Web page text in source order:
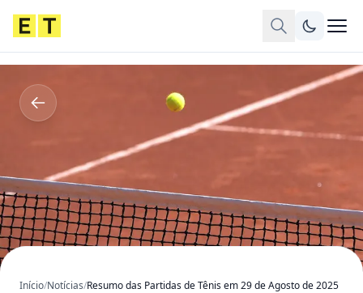
Início/Notícias/Resumo das Partidas de Tênis em 29 de Agosto de 2025